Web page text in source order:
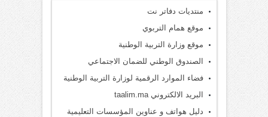
منتديات دفاتر نت
موقع همام التربوي
موقع وزارة التربية الوطنية
الصندوق الوطني للضمان الاجتماعي
فضاء الموارد الرقمية لوزارة التربية الوطنية
البريد الالكتروني taalim.ma
دليل هواتف و عناوين المؤسسات التعليمية